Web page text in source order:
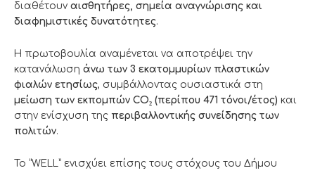
διαθέτουν αισθητήρες, σημεία αναγνώρισης και
διαφημιστικές δυνατότητες.
Η πρωτοβουλία αναμένεται να αποτρέψει την
κατανάλωση άνω των 3 εκατομμυρίων πλαστικών
φιαλών ετησίως, συμβάλλοντας ουσιαστικά στη
μείωση των εκπομπών CO₂ (περίπου 471 τόνοι/έτος) και
στην ενίσχυση της περιβαλλοντικής συνείδησης των
πολιτών.
Το “WELL” ενισχύει επίσης τους στόχους του Δήμου